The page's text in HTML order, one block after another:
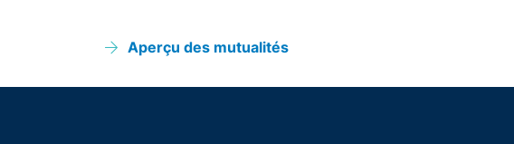
Aperçu des mutualités